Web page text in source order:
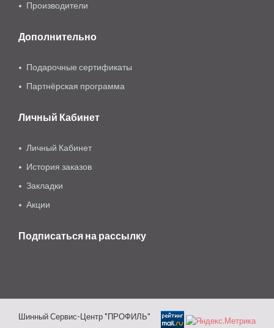
Производители
Дополнительно
Подарочные сертификаты
Партнёрская программа
Личный Кабинет
Личный Кабинет
История заказов
Закладки
Акции
Подписаться на рассылку
Шинный Сервис-Центр "ПРОФИЛЬ"